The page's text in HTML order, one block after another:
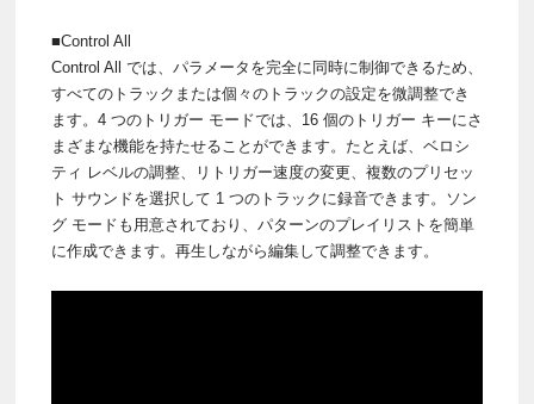
■Control All
Control All では、パラメータを完全に同時に制御できるため、
すべてのトラックまたは個々のトラックの設定を微調整でき
ます。4 つのトリガー モードでは、16 個のトリガー キーにさ
まざまな機能を持たせることができます。たとえば、ベロシ
ティ レベルの調整、リトリガー速度の変更、複数のプリセッ
ト サウンドを選択して 1 つのトラックに録音できます。ソン
グ モードも用意されており、パターンのプレイリストを簡単
に作成できます。再生しながら編集して調整できます。